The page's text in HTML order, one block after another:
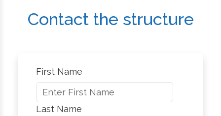
Contact the structure
First Name
Last Name